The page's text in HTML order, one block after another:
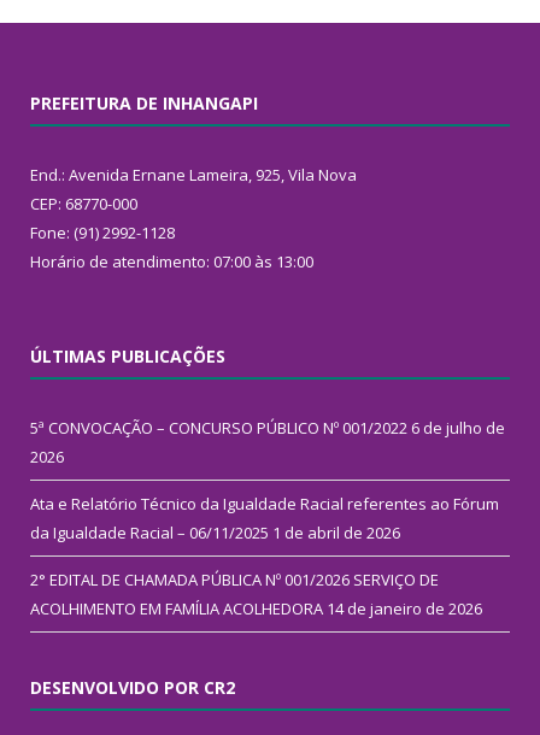
PREFEITURA DE INHANGAPI
End.: Avenida Ernane Lameira, 925, Vila Nova
CEP: 68770-000
Fone: (91) 2992-1128
Horário de atendimento: 07:00 às 13:00
ÚLTIMAS PUBLICAÇÕES
5ª CONVOCAÇÃO – CONCURSO PÚBLICO Nº 001/2022 6 de julho de
2026
Ata e Relatório Técnico da Igualdade Racial referentes ao Fórum
da Igualdade Racial – 06/11/2025 1 de abril de 2026
2° EDITAL DE CHAMADA PÚBLICA Nº 001/2026 SERVIÇO DE
ACOLHIMENTO EM FAMÍLIA ACOLHEDORA 14 de janeiro de 2026
DESENVOLVIDO POR CR2